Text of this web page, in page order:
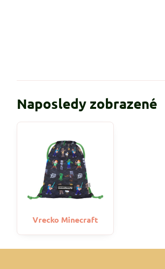
Naposledy zobrazené
Vrecko Minecraft